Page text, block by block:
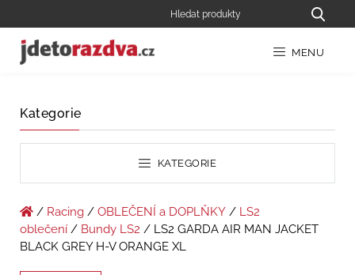
MENU
Kategorie
KATEGORIE
/ Racing / OBLEČENÍ a DOPLŇKY / LS2
oblečení / Bundy LS2 / LS2 GARDA AIR MAN JACKET
BLACK GREY H-V ORANGE XL